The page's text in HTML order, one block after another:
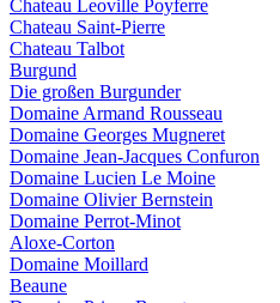
Chateau Leoville Poyferre
Chateau Saint-Pierre
Chateau Talbot
Burgund
Die großen Burgunder
Domaine Armand Rousseau
Domaine Georges Mugneret
Domaine Jean-Jacques Confuron
Domaine Lucien Le Moine
Domaine Olivier Bernstein
Domaine Perrot-Minot
Aloxe-Corton
Domaine Moillard
Beaune